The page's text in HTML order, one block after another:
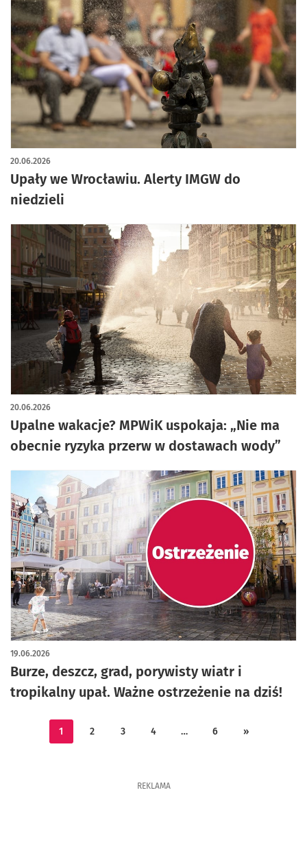
Upały we Wrocławiu. Alerty IMGW do
niedzieli
20.06.2026
Upalne wakacje? MPWiK uspokaja: „Nie ma
obecnie ryzyka przerw w dostawach wody”
20.06.2026
Burze, deszcz, grad, porywisty wiatr i
tropikalny upał. Ważne ostrzeżenie na dziś!
19.06.2026
1 2 3 4 … 6 »
REKLAMA